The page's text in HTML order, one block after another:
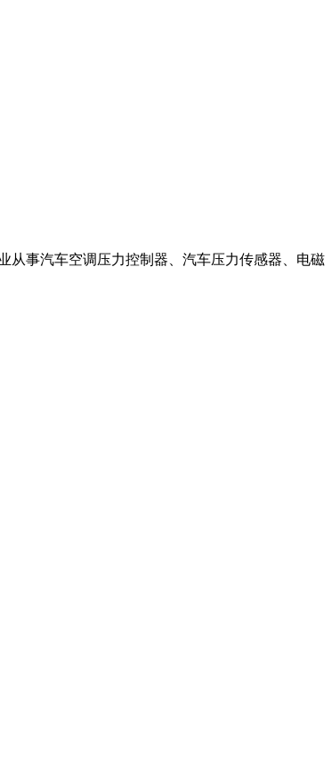
从事汽车空调压力控制器、汽车压力传感器、电磁